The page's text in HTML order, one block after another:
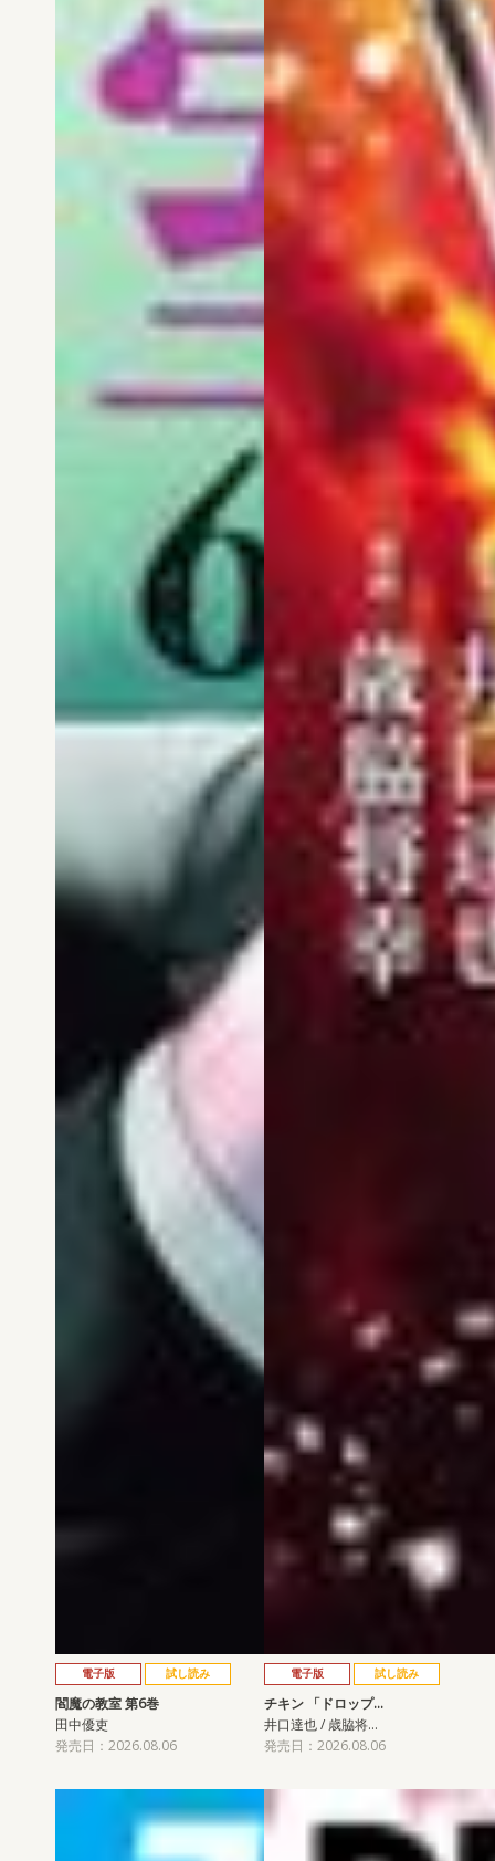
電子版 試し読み
閻魔の教室 第6巻
田中優吏
発売日：2026.08.06
電子版 試し読み
チキン 「ドロップ…
井口達也 / 歳脇将…
発売日：2026.08.06